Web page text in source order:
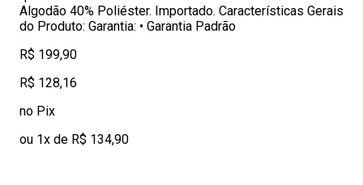
Algodão 40% Poliéster. Importado. Características Gerais
do Produto: Garantia: • Garantia Padrão
R$ 199,90
R$ 128,16
no Pix
ou 1x de R$ 134,90